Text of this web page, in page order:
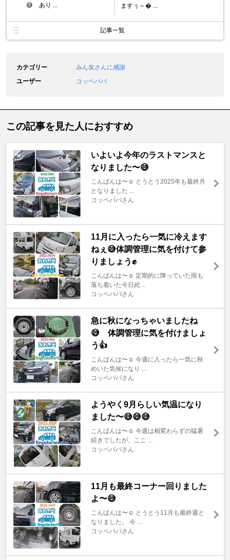
😅 あり ...
ますぅ～� ...
記事一覧
カテゴリー
みん友さんに感謝
ユーザー
コッペパパ
この記事を見た人におすすめ
いよいよ今年のラストマンスと
なりました〜😅
こんばんは〜☺️ とうとう2025年も最終月
となりました ...
コッペパパさん
11月に入ったら一気に冷えます
ねぇ😅体調管理に気を付けて参
りましょう✊
こんばんは〜☺️ 定期的に降っていた雨も
落ち着いた今日此 ...
コッペパパさん
急に秋になっちゃいましたね
😅 体調管理に気を付けましょ
う👍
こんばんは〜☺️ 今週に入ったら一気に秋
めいた気候になり ...
コッペパパさん
ようやく9月らしい気温になり
ました〜😅😅😅
こんばんは〜☺️ 今週は相変わらずの猛暑
続きでしたが、ここ ...
コッペパパさん
11月も最終コーナー回りました
よ〜😅
こんばんは〜☺️ とうとう11月も最終週と
なりました。 今 ...
コッペパパさん